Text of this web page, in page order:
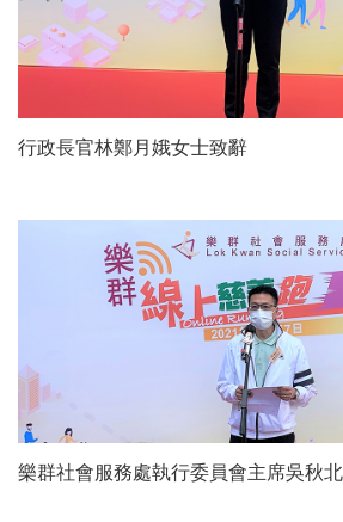
行政長官林鄭月娥女士致辭
樂群社會服務處執行委員會主席吳秋